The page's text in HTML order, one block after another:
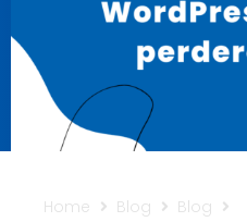
Servizi
Home Blog
Blog